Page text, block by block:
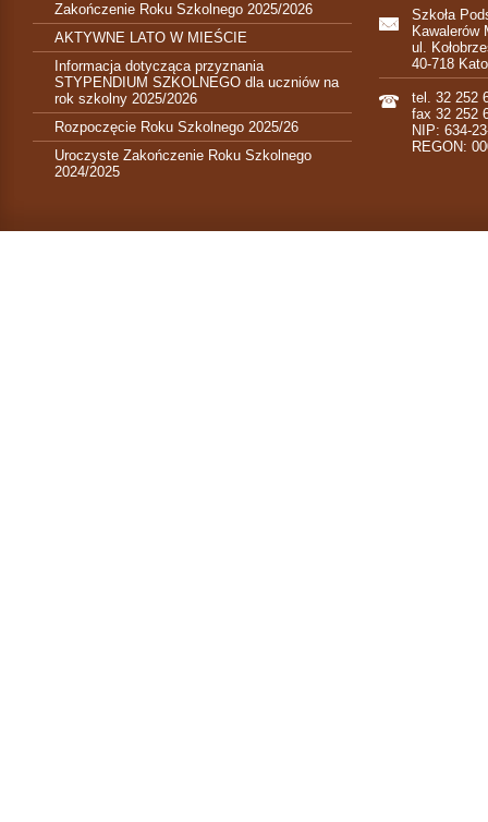
Zakończenie Roku Szkolnego 2025/2026
AKTYWNE LATO W MIEŚCIE
Informacja dotycząca przyznania
STYPENDIUM SZKOLNEGO dla uczniów na
rok szkolny 2025/2026
Rozpoczęcie Roku Szkolnego 2025/26
Uroczyste Zakończenie Roku Szkolnego
2024/2025
Szkoła
Kawalerów
ul.
40-718
tel. 32 252
fax 32 252
NIP: 634-
REGON: